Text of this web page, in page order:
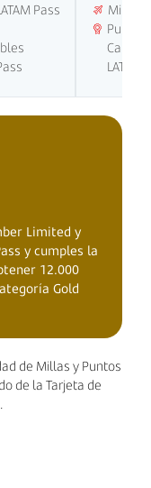
Pass
Millas
Puntos
LATAM
Limited y
y cumples la
12.000
Gold
de Millas y Puntos
de la Tarjeta de